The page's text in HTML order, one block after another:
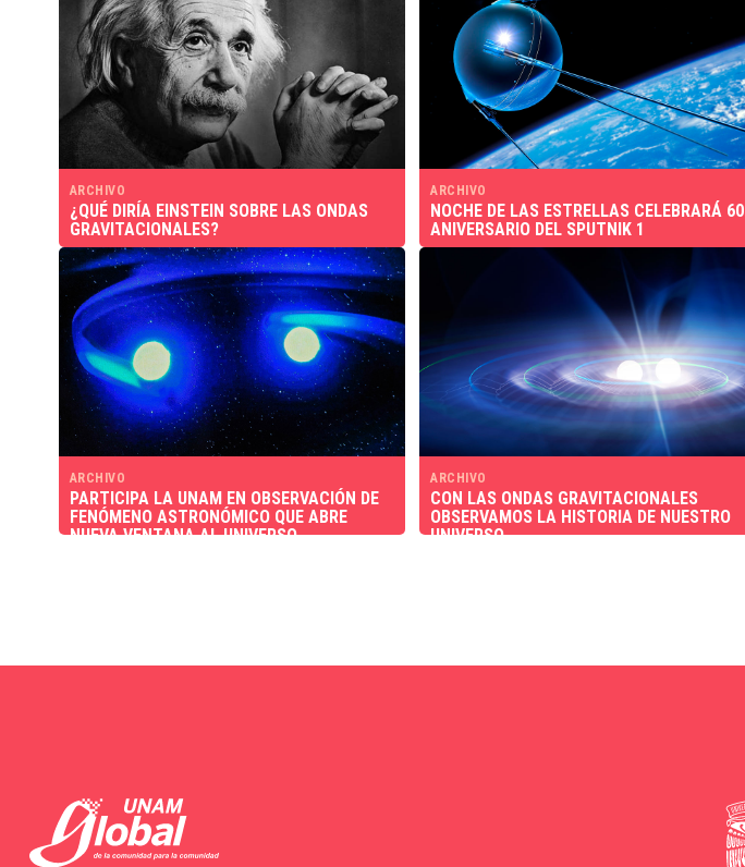
ARCHIVO
¿QUÉ DIRÍA EINSTEIN SOBRE LAS ONDAS
GRAVITACIONALES?
ARCHIVO
NOCHE DE LAS ESTRELLAS CELEBRARÁ 60
ANIVERSARIO DEL SPUTNIK 1
ARCHIVO
PARTICIPA LA UNAM EN OBSERVACIÓN DE
FENÓMENO ASTRONÓMICO QUE ABRE
NUEVA VENTANA AL UNIVERSO
ARCHIVO
CON LAS ONDAS GRAVITACIONALES
OBSERVAMOS LA HISTORIA DE NUESTRO
UNIVERSO